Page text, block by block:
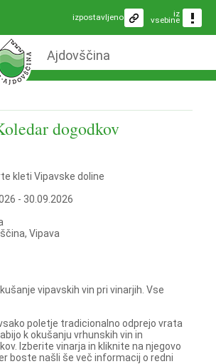
iz
vsebine
izpostavljeno
Ajdovščina
dogodkov
kleti Vipavske doline
- 30.09.2026
Vipava
vipavskih vin pri vinarjih. Vse
poletje tradicionalno odprejo vrata
k okušanju vrhunskih vin in
Izberite vinarja in kliknite na njegovo
boste našli še več informacij o redni